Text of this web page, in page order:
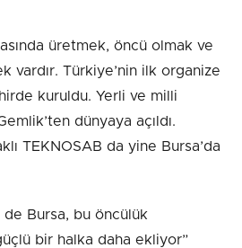
üretmek, öncü olmak ve
vardır. Türkiye’nin ilk organize
kuruldu. Yerli ve milli
dünyaya açıldı.
TEKNOSAB da yine Bursa’da
Bursa, bu öncülük
bir halka daha ekliyor”